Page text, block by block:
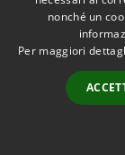
Accessibilità
nonché un
Per maggiori